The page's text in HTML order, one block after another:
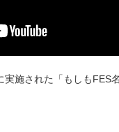
施された「もしもFES